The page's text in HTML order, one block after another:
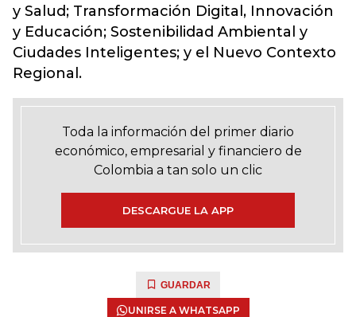
y Salud; Transformación Digital, Innovación
y Educación; Sostenibilidad Ambiental y
Ciudades Inteligentes; y el Nuevo Contexto
Regional.
Toda la información del primer diario
económico, empresarial y financiero de
Colombia a tan solo un clic
DESCARGUE LA APP
GUARDAR
UNIRSE A WHATSAPP